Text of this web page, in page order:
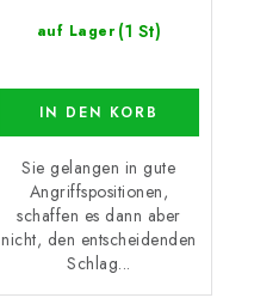
auf Lager (1 St)
IN DEN KORB
Sie gelangen in gute
Angriffspositionen,
schaffen es dann aber
nicht, den entscheidenden
Schlag...